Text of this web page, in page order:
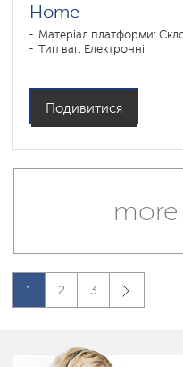
Home
Матеріал платформи:
Тип ваг: Електронні
Подивитися
more
1 2 3